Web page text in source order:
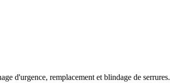
d'urgence, remplacement et blindage de serrures.